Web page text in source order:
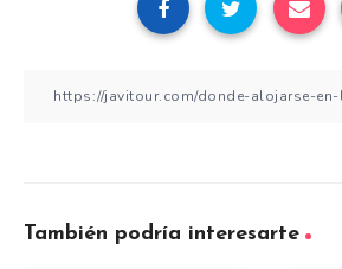
También podría interesarte